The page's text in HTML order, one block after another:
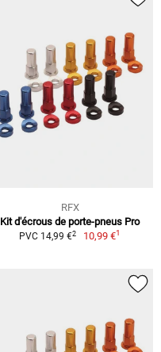
RFX
Kit d'écrous de porte-pneus Pro
PVC 14,99 €2 10,99 €1